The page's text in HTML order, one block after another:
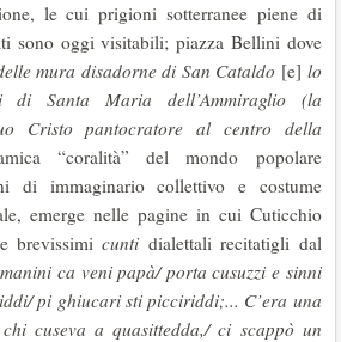
le cui prigioni sotterranee piene di
sono oggi visitabili; piazza Bellini dove
mura disadorne di San Cataldo [e] lo
di Santa Maria dell’Ammiraglio (la
Cristo pantocratore al centro della
“coralità” del mondo popolare
di immaginario collettivo e costume
emerge nelle pagine in cui Cuticchio
brevissimicunti dialettali recitatigli dal
ca veni papà/ porta cusuzzi e sinni
pi ghiucari sti picciriddi;... C’era una
cuseva a quasittedda,/ ci scappò un